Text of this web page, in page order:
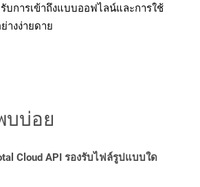
บการเข้าถึงแบบออฟไลน์และการใช้
างง่ายดาย
บบ่อย
Cloud API รองรับไฟล์รูปแบบใด